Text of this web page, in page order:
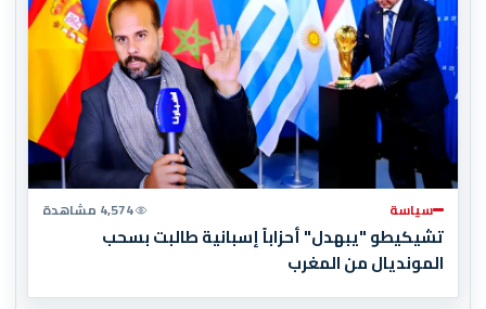
سياسة 4,574 مشاهدة
تشيكيطو "يبهدل" أحزاباً إسبانية طالبت بسحب
المونديال من المغرب